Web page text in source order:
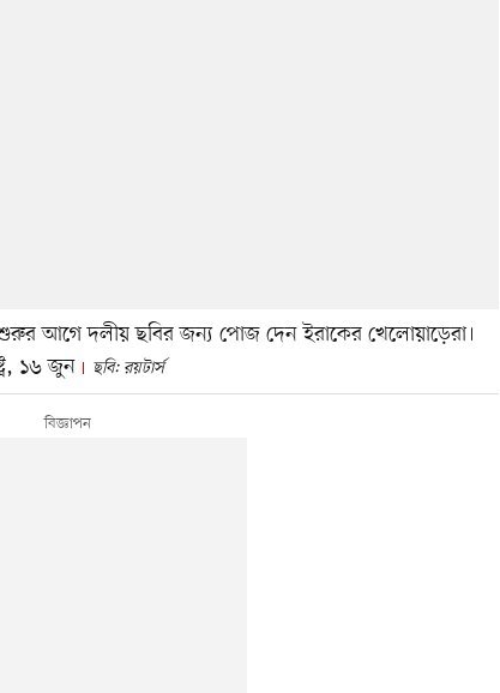
শুরুর আগে দলীয় ছবির জন্য পোজ দেন ইরাকের খেলোয়াড়েরা।
১৬ জুন
ছবি: রয়টার্স